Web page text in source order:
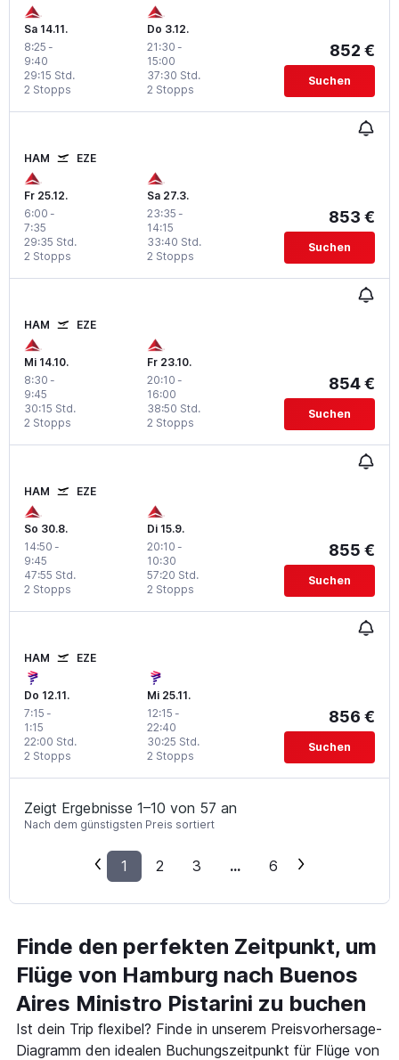
Sa 14.11.
8:25 -
9:40
2 Stopps
29:15 Std.
Do 3.12.
21:30 -
15:00
2 Stopps
37:30 Std.
852 €
Suchen
HAM EZE
Fr 25.12.
6:00 -
7:35
2 Stopps
29:35 Std.
Sa 27.3.
23:35 -
14:15
2 Stopps
33:40 Std.
853 €
Suchen
HAM EZE
Mi 14.10.
8:30 -
9:45
2 Stopps
30:15 Std.
Fr 23.10.
20:10 -
16:00
2 Stopps
38:50 Std.
854 €
Suchen
HAM EZE
So 30.8.
14:50 -
9:45
2 Stopps
47:55 Std.
Di 15.9.
20:10 -
10:30
2 Stopps
57:20 Std.
855 €
Suchen
HAM EZE
Do 12.11.
7:15 -
1:15
2 Stopps
22:00 Std.
Mi 25.11.
12:15 -
22:40
2 Stopps
30:25 Std.
856 €
Suchen
Zeigt Ergebnisse 1–10 von 57 an
Nach dem günstigsten Preis sortiert
1 2 3 ... 6
Finde den perfekten Zeitpunkt, um
Flüge von Hamburg nach Buenos
Aires Ministro Pistarini zu buchen
Ist dein Trip flexibel? Finde in unserem Preisvorhersage-
Diagramm den idealen Buchungszeitpunkt für Flüge von